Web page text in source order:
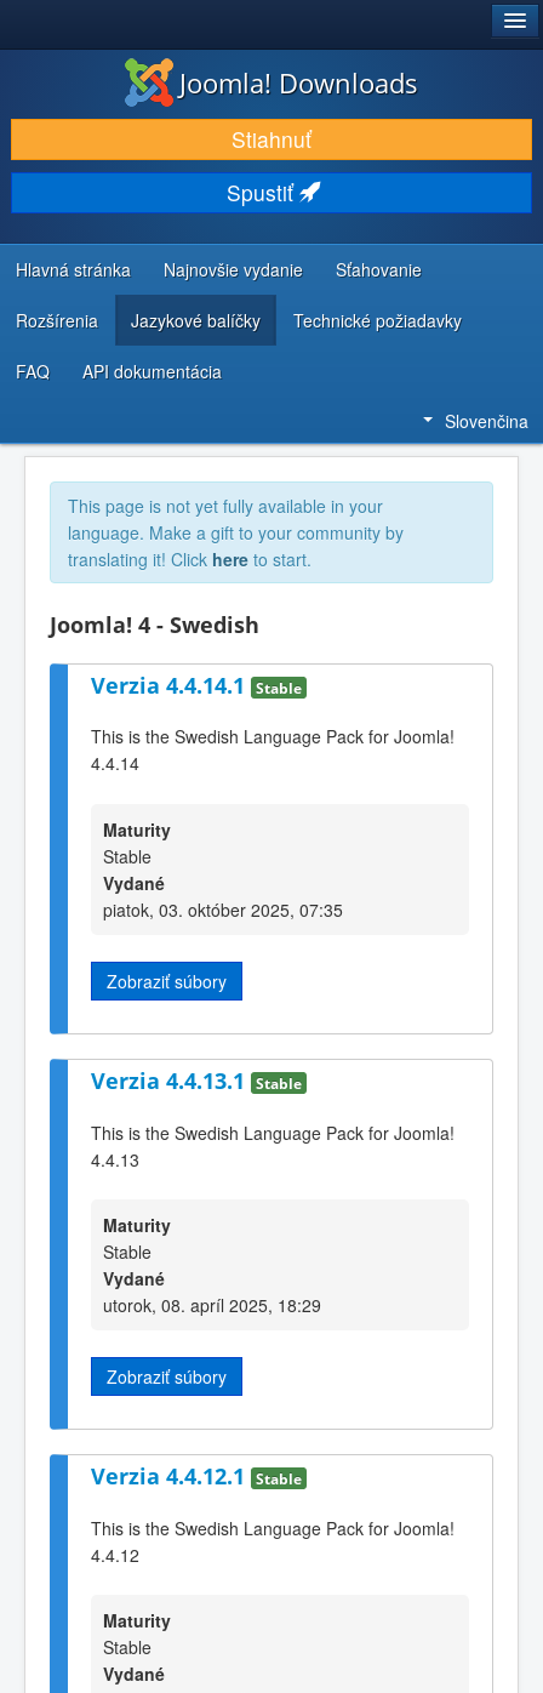
STIAHNUŤ & ROZŠÍRIŤ
OBJAVUJTE & UČTE SA
KOMUNITA & PODPORA
ZDROJE INFORMÁCIÍ PRE VÝVOJÁROV
Joomla! Downloads
Stiahnuť
Spustiť
Hlavná stránka Najnovšie vydanie Sťahovanie
Rozšírenia Jazykové balíčky Technické požiadavky
FAQ API dokumentácia
Slovenčina
This page is not yet fully available in your
language. Make a gift to your community by
translating it! Click here to start.
Joomla! 4 - Swedish
Verzia 4.4.14.1 Stable
This is the Swedish Language Pack for Joomla!
4.4.14
Maturity
Stable
Vydané
piatok, 03. október 2025, 07:35
Zobraziť súbory
Verzia 4.4.13.1 Stable
This is the Swedish Language Pack for Joomla!
4.4.13
Maturity
Stable
Vydané
utorok, 08. apríl 2025, 18:29
Zobraziť súbory
Verzia 4.4.12.1 Stable
This is the Swedish Language Pack for Joomla!
4.4.12
Maturity
Stable
Vydané